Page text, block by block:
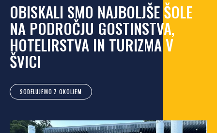
OBISKALI SMO NAJBOLJŠE ŠOLE
NA PODROČJU GOSTINSTVA,
HOTELIRSTVA IN TURIZMA V
ŠVICI
SODELUJEMO Z OKOLJEM